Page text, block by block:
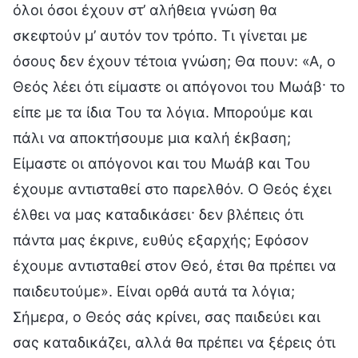
όλοι όσοι έχουν στ’ αλήθεια γνώση θα
σκεφτούν μ’ αυτόν τον τρόπο. Τι γίνεται με
όσους δεν έχουν τέτοια γνώση; Θα πουν: «Α, ο
Θεός λέει ότι είμαστε οι απόγονοι του Μωάβ· το
είπε με τα ίδια Του τα λόγια. Μπορούμε και
πάλι να αποκτήσουμε μια καλή έκβαση;
Είμαστε οι απόγονοι και του Μωάβ και Του
έχουμε αντισταθεί στο παρελθόν. Ο Θεός έχει
έλθει να μας καταδικάσει· δεν βλέπεις ότι
πάντα μας έκρινε, ευθύς εξαρχής; Εφόσον
έχουμε αντισταθεί στον Θεό, έτσι θα πρέπει να
παιδευτούμε». Είναι ορθά αυτά τα λόγια;
Σήμερα, ο Θεός σάς κρίνει, σας παιδεύει και
σας καταδικάζει, αλλά θα πρέπει να ξέρεις ότι